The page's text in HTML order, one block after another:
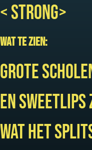
< strong>
Wat te zien:
Grote
en sweetlips
wat het